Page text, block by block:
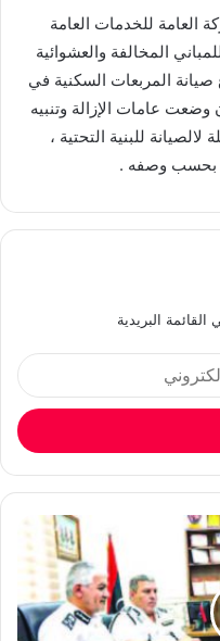
العامة للخدمات العامة
المخالفة والعشوائية
المربعات السكنية في
عامات الإزالة وتنبيه
للبنية التحتية ،
، بحسب وصفه .
البريدية